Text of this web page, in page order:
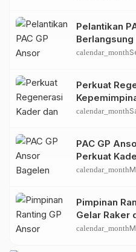
Pelantikan
Ingatkan
calendar_month
Perkuat
Ansor di
calendar_month
PAC GP
Perkuat
Masyarakat
calendar_month
Pimpinan
Gelar Raker
Rijalul
calendar_month